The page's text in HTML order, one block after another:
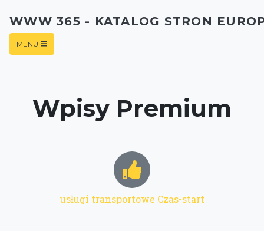
WWW 365 - KATALOG STRON
MENU
Wpisy Premium
usługi transportowe Czas-start